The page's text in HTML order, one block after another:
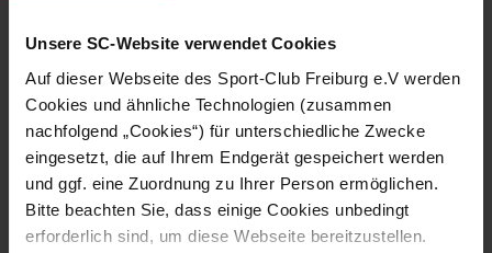
Unsere SC-Website verwendet Cookies
Auf dieser Webseite des Sport-Club Freiburg e.V werden
Cookies und ähnliche Technologien (zusammen
nachfolgend „Cookies“) für unterschiedliche Zwecke
eingesetzt, die auf Ihrem Endgerät gespeichert werden
und ggf. eine Zuordnung zu Ihrer Person ermöglichen.
Bitte beachten Sie, dass einige Cookies unbedingt
erforderlich sind, um diese Webseite bereitzustellen.
WEITERE GALERIEN
FRAUEN & MÄDCHEN 06.08.2026
DIE BILDER ZUM 2:1-TESTSPIEL-
ERFOLG GEGEN NÜRNBERG